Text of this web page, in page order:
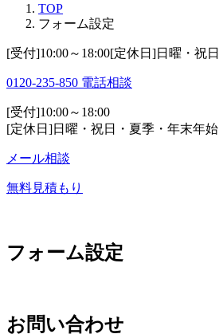
TOP
フォーム設定
[受付]10:00～18:00[定休日]日曜・祝
0120-235-850 電話相談
[受付]10:00～18:00
[定休日]日曜・祝日・夏季・年末年
メール相談
無料見積もり
フォーム設定
お問い合わせ